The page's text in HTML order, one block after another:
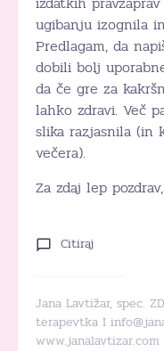
ugibanju izognila
Predlagam, da
dobili bolj
da če gre za
lahko zdravi. Več
slika razjasnila
večera).
Za zdaj lep pozdrav,
Citiraj
Jana Lavtižar, spec.
terapevtka I
www.janalavtizar.com